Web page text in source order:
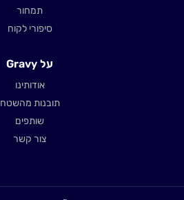
תמחור
סיפורי לקוח
על Gravy
אודותינו
תובנות מהשטח
שותפים
צור קשר